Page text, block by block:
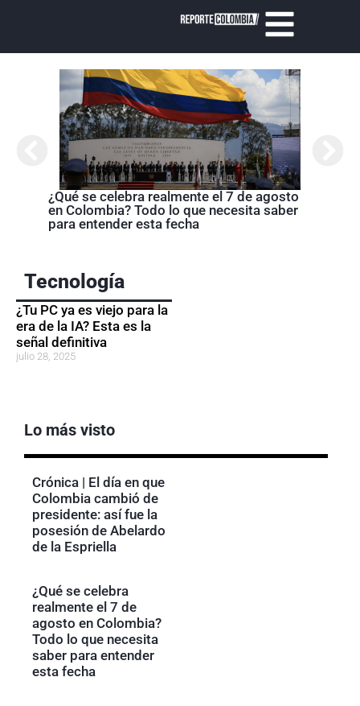
¿Qué se celebra realmente el 7 de agosto
en Colombia? Todo lo que necesita saber
para entender esta fecha
Tecnología
¿Tu PC ya es viejo para la
era de la IA? Esta es la
señal definitiva
julio 28, 2025
Lo más visto
Crónica | El día en que
Colombia cambió de
presidente: así fue la
posesión de Abelardo
de la Espriella
¿Qué se celebra
realmente el 7 de
agosto en Colombia?
Todo lo que necesita
saber para entender
esta fecha